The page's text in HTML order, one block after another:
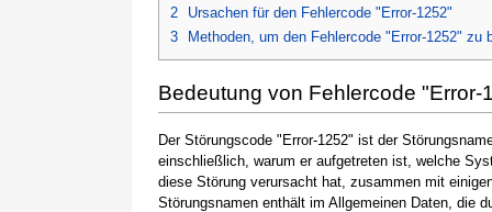
2
Ursachen für den Fehlercode "Error-1252"
3
Methoden, um den Fehlercode "Error-1252" zu
Bedeutung von Fehlercode "Error-
Der Störungscode "Error-1252" ist der
einschließlich, warum er aufgetreten ist, welche
diese Störung verursacht hat, zusammen mit
Störungsnamen enthält im Allgemeinen Daten, die